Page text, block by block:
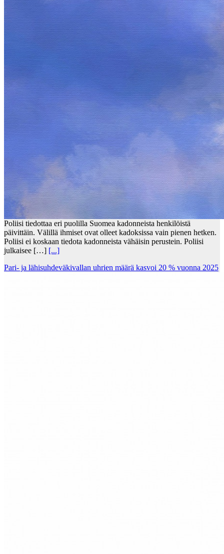
Poliisi tiedottaa eri puolilla Suomea kadonneista henkilöistä
päivittäin. Välillä ihmiset ovat olleet kadoksissa vain pienen hetken.
Poliisi ei koskaan tiedota kadonneista vähäisin perustein. Poliisi
julkaisee […] [...]
Pari- ja lähisuhdeväkivallan uhrien määrä kasvoi 20 % vuonna 2025